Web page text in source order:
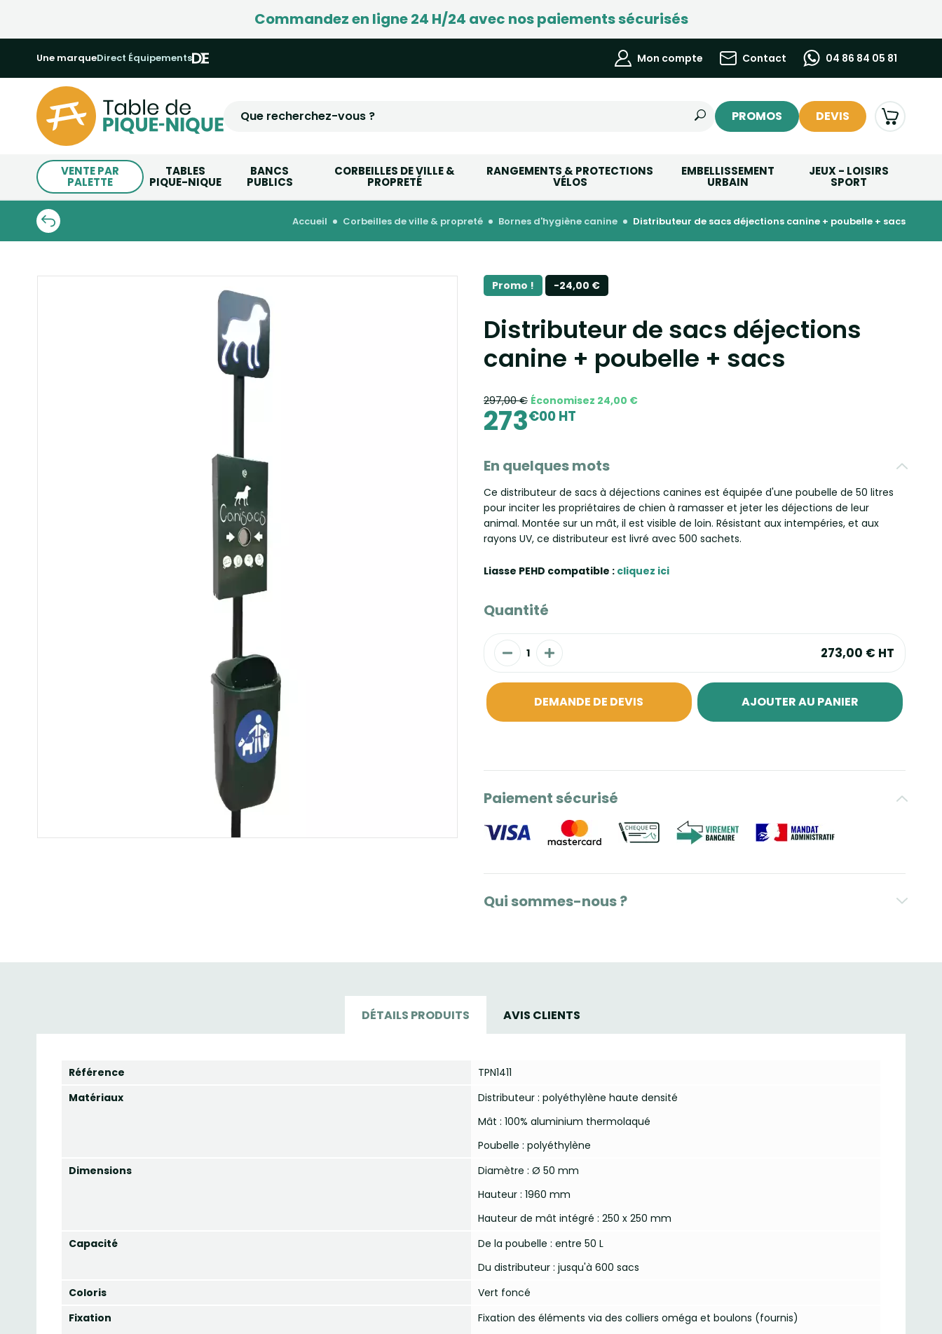
Commandez en ligne 24 H/24 avec nos paiements sécurisés
Une marqueDirect Équipements Mon compte Contact 04 86 84 05 81
PROMOS DEVIS
VENTE PAR
PALETTE
TABLES
PIQUE-NIQUE
BANCS
PUBLICS
CORBEILLES DE VILLE &
PROPRETÉ
RANGEMENTS & PROTECTIONS
VÉLOS
EMBELLISSEMENT
URBAIN
JEUX - LOISIRS
SPORT
accueil corbeilles de ville & propreté bornes d'hygiène canine distributeur de sacs déjections canine + poubelle + sacs
Promo ! -24,00 €
Distributeur de sacs déjections
canine + poubelle + sacs
297,00 € Économisez 24,00 €
273€00 HT
En quelques mots
Ce distributeur de sacs à déjections canines est équipée d'une poubelle de 50 litres
pour inciter les propriétaires de chien à ramasser et jeter les déjections de leur
animal. Montée sur un mât, il est visible de loin. Résistant aux intempéries, et aux
rayons UV, ce distributeur est livré avec 500 sachets.
Liasse PEHD compatible : cliquez ici
Quantité
273,00 € HT
DEMANDE DE DEVIS AJOUTER AU PANIER
Paiement sécurisé
Qui sommes-nous ?
DÉTAILS PRODUITS AVIS CLIENTS
Référence
TPN1411
Matériaux
Distributeur : polyéthylène haute densité
Mât : 100% aluminium thermolaqué
Poubelle : polyéthylène
Dimensions
Diamètre : Ø 50 mm
Hauteur : 1960 mm
Hauteur de mât intégré : 250 x 250 mm
Capacité
De la poubelle : entre 50 L
Du distributeur : jusqu'à 600 sacs
Coloris
Vert foncé
Fixation
Fixation des éléments via des colliers oméga et boulons (fournis)